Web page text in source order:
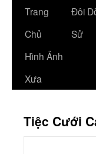
Trang
Chủ
Đôi
Sử
Hình Ảnh
Xưa
Tiệc Cưới